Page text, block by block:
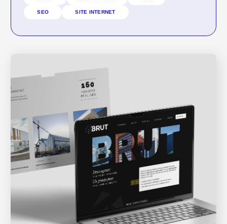
SEO SITE INTERNET